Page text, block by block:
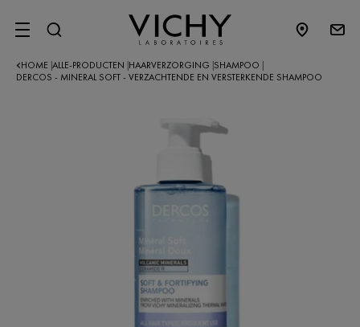
SITE MENU
HOME ALLE-PRODUCTEN HAARVERZORGING SHAMPOO
DERCOS - MINERAL SOFT - VERZACHTENDE EN VERSTERKENDE SHAMPOO